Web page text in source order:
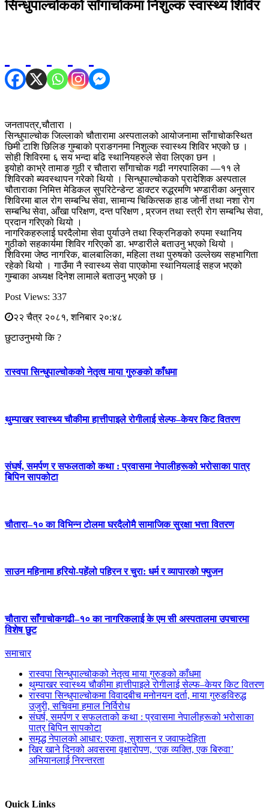
सिन्धुपाल्चोकको साँगाचोकमा निशुल्क स्वास्थ्य शिविर
जनतापत्र,चौतारा ।
सिन्धुपाल्चोक जिल्लाको चौतारामा अस्पतालको आयोजनामा साँगाचोकस्थित
छिमी टाशि छिलिङ गुम्बाको प्राङगनमा निशुल्क स्वास्थ्य शिविर भएको छ ।
सोही शिविरमा ६ सय भन्दा बढि स्थानियहरुले सेवा लिएका छन ।
इयोहो काभ्रे तामाङ गुठी र चौतारा साँगाचोक गढी नगरपालिका —११ ले
शिविरको ब्यवस्थापन गरेको थियो । सिन्धुपाल्चोकको प्रादेशिक अस्पताल
चौताराका निमित्त मेडिकल सुपरिटेन्डेन्ट डाक्टर रुद्ध्रमणि भण्डारीका अनुसार
शिविरमा बाल रोग सम्बन्धि सेवा, सामान्य चिकित्सक हाड जोर्नी तथा नशा रोग
सम्बन्धि सेवा, आँखा परिक्षण, दन्त परिक्षण , प्र्रजन तथा स्त्री रोग सम्बन्धि सेवा,
प्रदान गरिएको थियो ।
नागरिकहरुलाई घरदैलोमा सेवा पुर्याउने तथा स्क्रिनिङको रुपमा स्थानिय
गुठीको सहकार्यमा शिविर गरिएको डा. भण्डारीले बताउनु भएको थियो ।
शिविरमा जेष्ठ नागरिक, बालबालिका, महिला तथा पुरुषको उल्लेख्य सहभागिता
रहेको थियो । गाउँमा नै स्वास्थ्य सेवा पाएकोमा स्थानियलाई सहज भएको
गुम्बाका अध्यक्ष दिनेश लामाले बताउनु भएको छ ।
Post Views: 337
२२ चैत्र २०८१, शनिबार २०:४८
छुटाउनुभयो कि ?
रास्वपा सिन्धुपाल्चोकको नेतृत्व माया गुरुङको काँधमा
थुम्पाखर स्वास्थ्य चौकीमा हात्तीपाइले रोगीलाई सेल्फ–केयर किट वितरण
संघर्ष, समर्पण र सफलताको कथा : प्रवासमा नेपालीहरूको भरोसाका पात्र
बिपिन सापकोटा
चौतारा–१० का विभिन्न टोलमा घरदैलोमै सामाजिक सुरक्षा भत्ता वितरण
साउन महिनामा हरियो-पहेंलो पहिरन र चुरा: धर्म र व्यापारको फ्युजन
चौतारा साँगाचोकगढी–१० का नागरिकलाई के एम सी अस्पतालमा उपचारमा
विशेष छुट
समाचार
रास्वपा सिन्धुपाल्चोकको नेतृत्व माया गुरुङको काँधमा
थुम्पाखर स्वास्थ्य चौकीमा हात्तीपाइले रोगीलाई सेल्फ–केयर किट वितरण
रास्वपा सिन्धुपाल्चोकमा विवादबीच मनोनयन दर्ता, माया गुरुङविरुद्ध
उजुरी, सचिवमा हमाल निर्विरोध
संघर्ष, समर्पण र सफलताको कथा : प्रवासमा नेपालीहरूको भरोसाका
पात्र बिपिन सापकोटा
समृद्ध नेपालको आधार: एकता, सुशासन र जवाफदेहिता
खिर खाने दिनको अवसरमा वृक्षारोपण, ‘एक व्यक्ति, एक बिरुवा’
अभियानलाई निरन्तरता
Quick Links